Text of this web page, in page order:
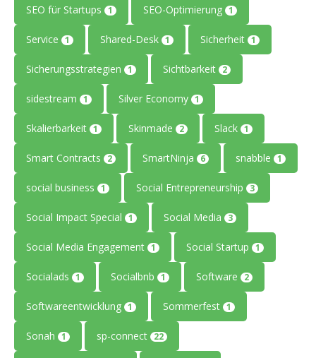
SEO für Startups 1 SEO-Optimierung 1
Service 1 Shared-Desk 1 Sicherheit 1
Sicherungsstrategien 1 Sichtbarkeit 2
sidestream 1 Silver Economy 1
Skalierbarkeit 1 Skinmade 2 Slack 1
Smart Contracts 2 SmartNinja 6 snabble 1
social business 1 Social Entrepreneurship 3
Social Impact Special 1 Social Media 3
Social Media Engagement 1 Social Startup 1
Socialads 1 Socialbnb 1 Software 2
Softwareentwicklung 1 Sommerfest 1
Sonah 1 sp-connect 22